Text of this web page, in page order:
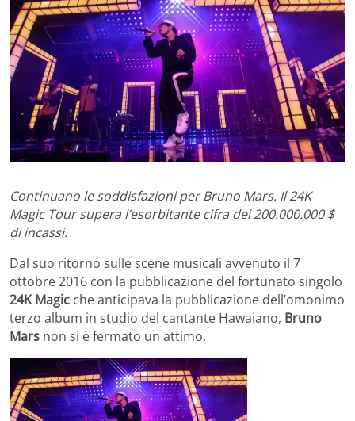
Continuano le soddisfazioni per Bruno Mars. Il 24K
Magic Tour supera l’esorbitante cifra dei 200.000.000 $
di incassi.
Dal suo ritorno sulle scene musicali avvenuto il 7
ottobre 2016 con la pubblicazione del fortunato singolo
24K Magic che anticipava la pubblicazione dell’omonimo
terzo album in studio del cantante Hawaiano, Bruno
Mars non si è fermato un attimo.